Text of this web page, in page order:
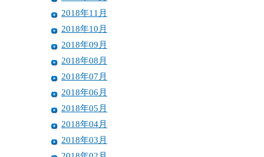
2018年11月
2018年10月
2018年09月
2018年08月
2018年07月
2018年06月
2018年05月
2018年04月
2018年03月